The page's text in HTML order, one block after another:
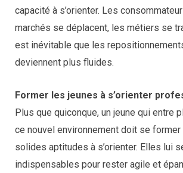
capacité à s’orienter. Les
marchés se déplacent, les métiers se
est inévitable que les
deviennent plus fluides.
Former les jeunes à s’orienter
Plus que quiconque, un jeune qui entre
ce nouvel environnement doit se former
solides aptitudes à s’orienter. Elles lui
indispensables pour rester agile et